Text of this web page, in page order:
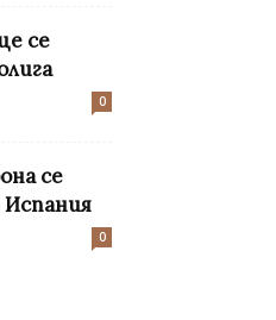
се
0
се
Испания
0